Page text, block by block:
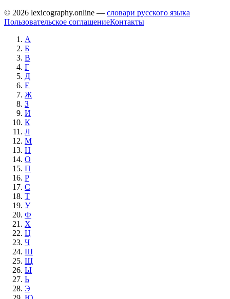
© 2026 lexicography.online — словари русского языка
Пользовательское соглашениеКонтакты
А
Б
В
Г
Д
Е
Ж
З
И
К
Л
М
Н
О
П
Р
С
Т
У
Ф
Х
Ц
Ч
Ш
Щ
Ы
Ь
Э